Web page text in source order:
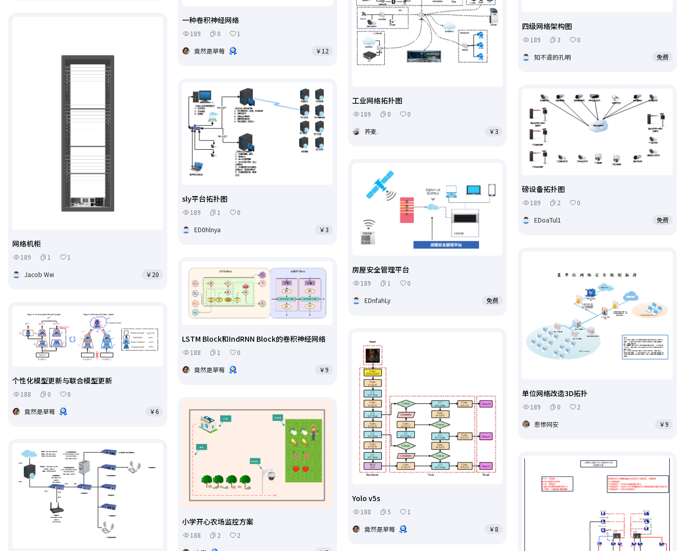
四级网络架构图
189 3
0
知不道的孔明
免费
一种卷积神经网络
189 0
1
竟然是草莓
￥12
工业网络拓扑图
189 0
0
荞麦.
￥3
网络机柜
189 1
1
Jacob Wei
￥20
sly平台拓扑图
189 1
0
ED0hlnya
￥3
磅设备拓扑图
189 2
0
EDoaTul1
免费
房屋安全管理平台
189 1
0
EDnfahLy
免费
单位网络改造3D拓扑
189 0
2
悲惨网安
￥9
LSTM Block和IndRNN Block的卷积神经网络
188 1
0
竟然是草莓
￥9
个性化模型更新与联合模型更新
188 0
0
竟然是草莓
￥6
Yolo v5s
188 5
1
竟然是草莓
￥8
小学开心农场监控方案
188 2
2